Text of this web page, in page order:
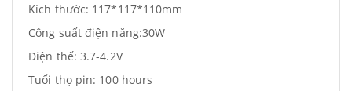
Kích thước: 117*117*110mm
Công suất điện năng:30W
Điện thế: 3.7-4.2V
Tuổi thọ pin: 100 hours